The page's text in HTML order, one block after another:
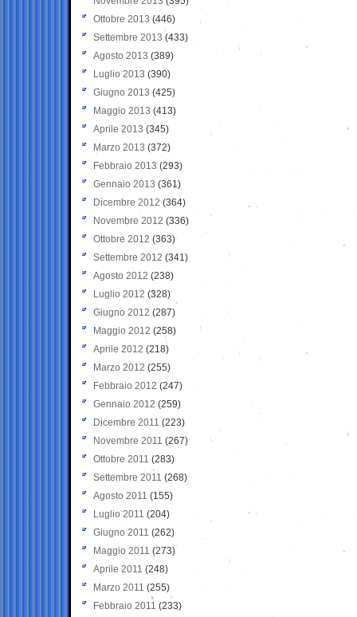
Ottobre 2013 (446)
Settembre 2013 (433)
Agosto 2013 (389)
Luglio 2013 (390)
Giugno 2013 (425)
Maggio 2013 (413)
Aprile 2013 (345)
Marzo 2013 (372)
Febbraio 2013 (293)
Gennaio 2013 (361)
Dicembre 2012 (364)
Novembre 2012 (336)
Ottobre 2012 (363)
Settembre 2012 (341)
Agosto 2012 (238)
Luglio 2012 (328)
Giugno 2012 (287)
Maggio 2012 (258)
Aprile 2012 (218)
Marzo 2012 (255)
Febbraio 2012 (247)
Gennaio 2012 (259)
Dicembre 2011 (223)
Novembre 2011 (267)
Ottobre 2011 (283)
Settembre 2011 (268)
Agosto 2011 (155)
Luglio 2011 (204)
Giugno 2011 (262)
Maggio 2011 (273)
Aprile 2011 (248)
Marzo 2011 (255)
Febbraio 2011 (233)